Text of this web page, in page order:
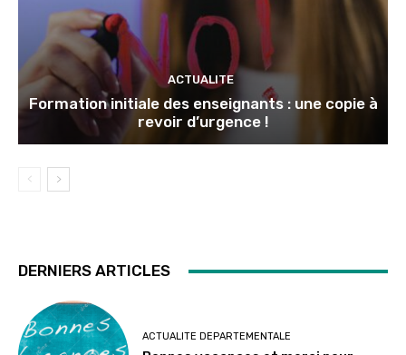
ACTUALITE
Formation initiale des enseignants : une copie à
revoir d’urgence !
DERNIERS ARTICLES
ACTUALITE DEPARTEMENTALE